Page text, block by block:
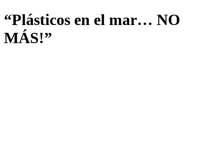
“Plásticos en el mar… NO
MÁS!”